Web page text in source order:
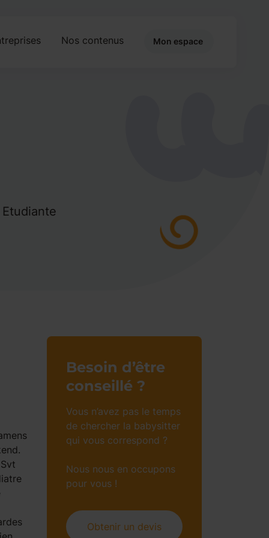
Nos contenus Mon espace
Besoin d’être
conseillé ?
Vous n’avez pas le temps
de chercher la babysitter
qui vous correspond ?
Nous nous en occupons
pour vous !
Obtenir un devis